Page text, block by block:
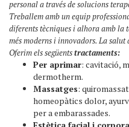
personal a través de solucions
Treballem amb un equip
diferents tècniques i alhora amb la
més moderns i innovadors. La
Oferim els següentstractaments:
Per aprimar: cavitació,
dermotherm.
Massatges:
homeopàtics dolor,
per a embarassades.